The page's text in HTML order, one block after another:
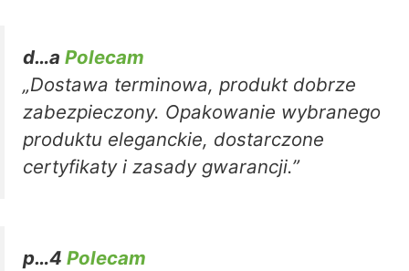
d…a Polecam
„Dostawa terminowa, produkt dobrze
zabezpieczony. Opakowanie wybranego
produktu eleganckie, dostarczone
certyfikaty i zasady gwarancji.”
p…4 Polecam